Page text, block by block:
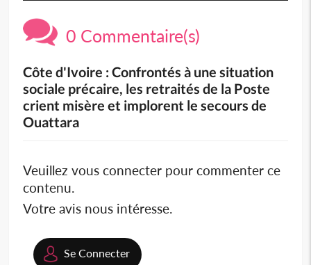
0 Commentaire(s)
Côte d'Ivoire : Confrontés à une situation
sociale précaire, les retraités de la Poste
crient misère et implorent le secours de
Ouattara
Veuillez vous connecter pour commenter ce
contenu.
Votre avis nous intéresse.
Se Connecter